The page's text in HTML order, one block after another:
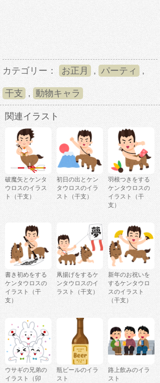
カテゴリー： お正月 , パーティ ,
干支 , 動物キャラ
関連イラスト
破魔矢とケンタ
ウロスのイラス
ト（干支）
初日の出とケン
タウロスのイラ
スト（干支）
羽根つきをする
ケンタウロスの
イラスト（干
支）
書き初めをする
ケンタウロスの
イラスト（干
支）
凧揚げをするケ
ンタウロスのイ
ラスト（干支）
新年のお祝いを
するケンタウロ
スのイラスト
（干支）
ウサギの兄弟の
イラスト（卯
瓶ビールのイラ
スト
路上飲みのイラ
スト